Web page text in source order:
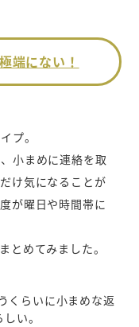
端にない！
プ。
小まめに連絡を取
け気になることが
が曜日や時間帯に
とめてみました。
くらいに小まめな返
い。